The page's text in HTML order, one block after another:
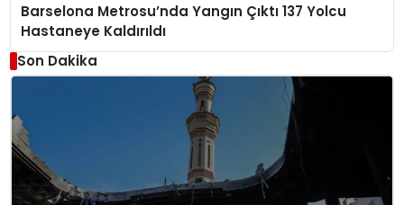
Barselona Metrosu’nda Yangın Çıktı 137 Yolcu
Hastaneye Kaldırıldı
Son Dakika